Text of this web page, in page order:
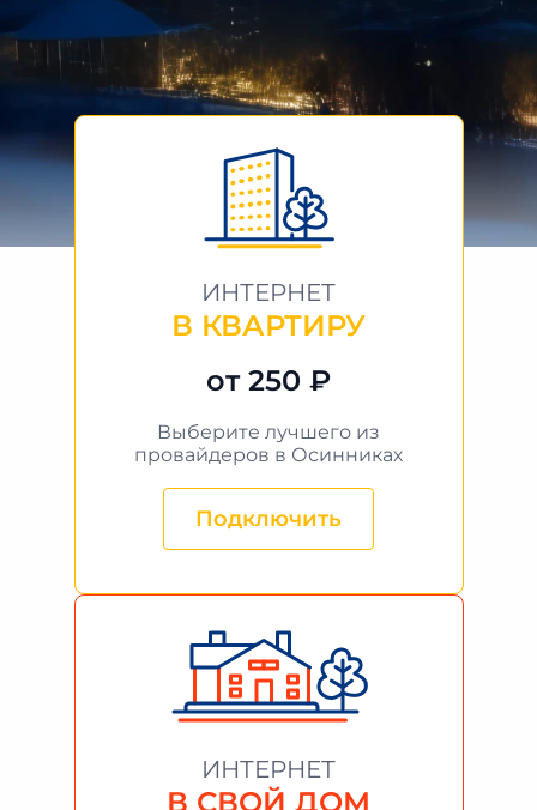
ИНТЕРНЕТ
В КВАРТИРУ
от 250 ₽
Выберите лучшего из
провайдеров в Осинниках
Подключить
ИНТЕРНЕТ
В СВОЙ ДОМ